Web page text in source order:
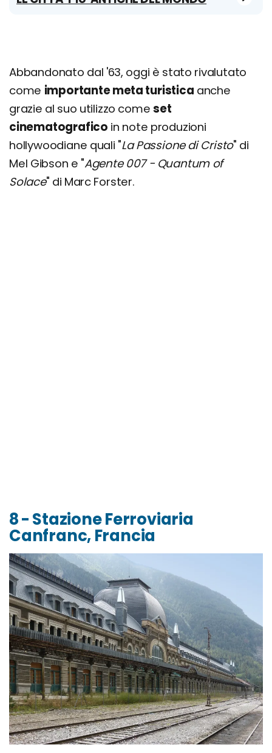
Abbandonato dal '63, oggi è stato rivalutato
come importante meta turistica anche
grazie al suo utilizzo come set
cinematografico in note produzioni
hollywoodiane quali "La Passione di Cristo" di
Mel Gibson e "Agente 007 - Quantum of
Solace" di Marc Forster.
8 - Stazione Ferroviaria
Canfranc, Francia